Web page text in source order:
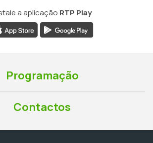
a aplicação RTP Play
Programação
Contactos